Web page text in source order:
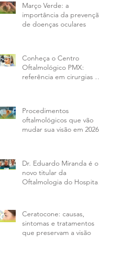
Março Verde: a
importância da prevenção
de doenças oculares
Conheça o Centro
Oftalmológico PMX:
referência em cirurgias e
Procedimentos
oftalmológicos que vão
mudar sua visão em 2026
Dr. Eduardo Miranda é o
novo titular da
Oftalmologia do Hospital
Ceratocone: causas,
sintomas e tratamentos
que preservam a visão